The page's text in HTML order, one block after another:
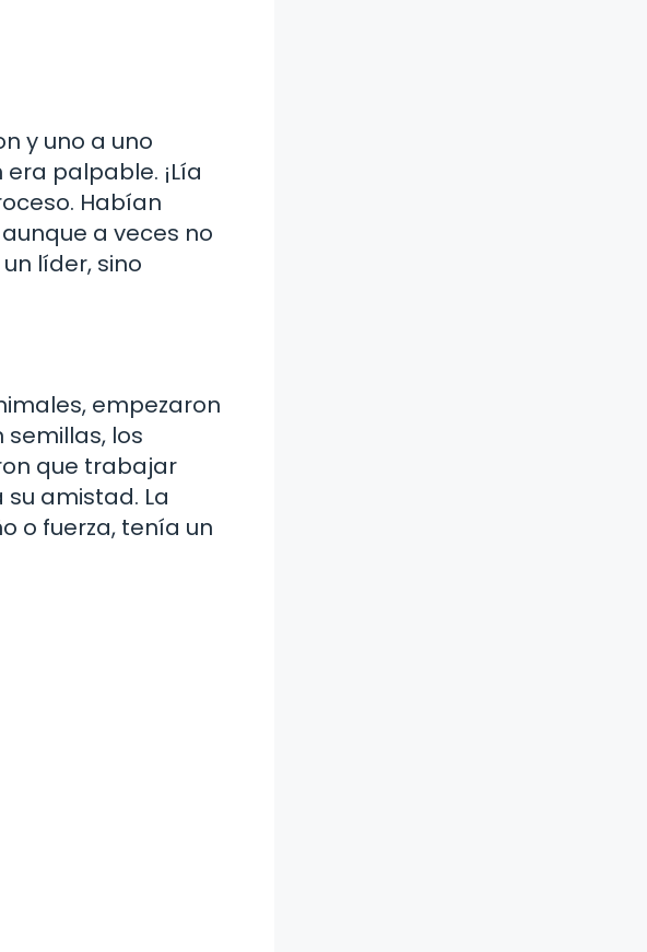
y uno a uno
palpable. ¡Lía
Habían
a veces no
líder, sino
empezaron
los
que trabajar
amistad. La
o fuerza, tenía un